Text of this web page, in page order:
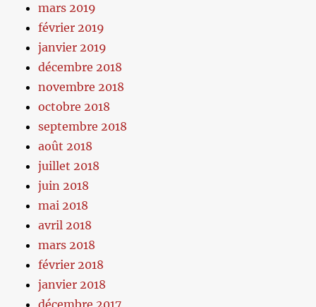
mars 2019
février 2019
janvier 2019
décembre 2018
novembre 2018
octobre 2018
septembre 2018
août 2018
juillet 2018
juin 2018
mai 2018
avril 2018
mars 2018
février 2018
janvier 2018